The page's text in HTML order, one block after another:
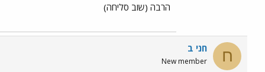
הרבה (שוב סליחה)
ח חני ב
New member